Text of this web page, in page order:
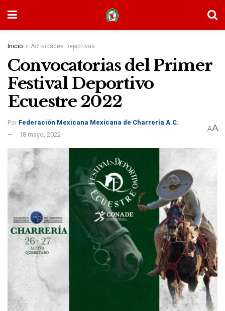
Inicio Actividades Deportivas
Convocatorias del Primer
Festival Deportivo
Ecuestre 2022
Por Federación Mexicana Mexicana de Charrería A.C.
18 mayo, 2022
AA